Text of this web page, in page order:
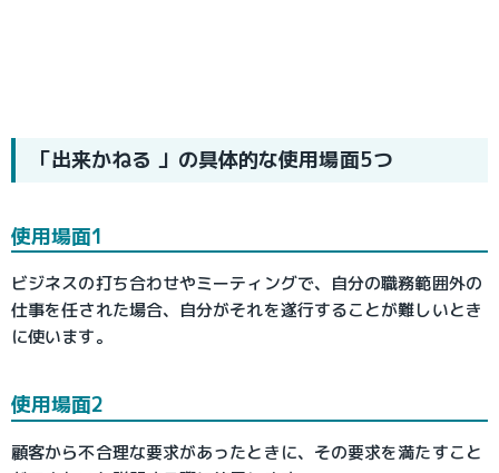
「出来かねる 」の具体的な使用場面5つ
使用場面1
ビジネスの打ち合わせやミーティングで、自分の職務範囲外の
仕事を任された場合、自分がそれを遂行することが難しいとき
に使います。
使用場面2
顧客から不合理な要求があったときに、その要求を満たすこと